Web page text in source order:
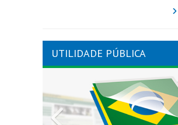
UTILIDADE PÚBLICA
Previous